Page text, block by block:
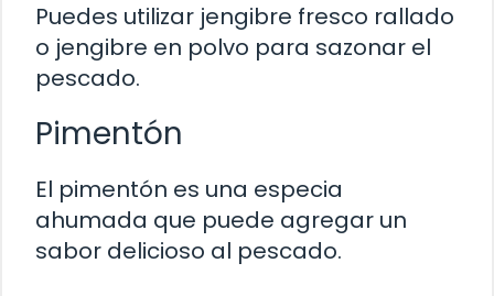
Puedes utilizar jengibre fresco rallado
o jengibre en polvo para sazonar el
pescado.
Pimentón
El pimentón es una especia
ahumada que puede agregar un
sabor delicioso al pescado.